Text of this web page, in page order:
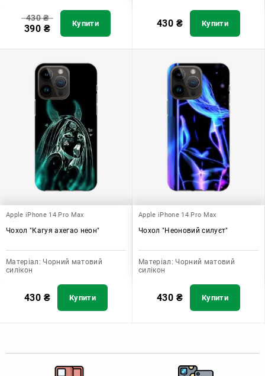
430₴
390 ₴ Купити 430 ₴ Купити
Apple iPhone 14 Pro Max
Чохол "Кагуя ахегао неон"
Матеріал: Чорний матовий
силікон
430 ₴ Купити
Apple iPhone 14 Pro Max
Чохол "Неоновий силуєт"
Матеріал: Чорний матовий
силікон
430 ₴ Купити